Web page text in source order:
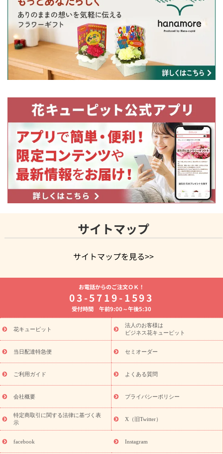
サイトマップ
サイトマップを見る>>
よく贈られる花
お祝いの花特集
誕生日フラワーギフト特集
8月の誕生花(トルコキキョウ)
開店・開業祝い
お供え・お悔やみ お供え・お悔やみの花
通夜・葬儀に贈る花 胡蝶蘭・花鉢
ーブドフラワー
季節のイベント
ひまわり ギフト・プレゼント
特集
お盆 花（新盆・初盆） 季節のイベント
お盆 花（新
盆・初盆）
お盆 花（新盆・初盆）
お盆・お供え 花とセットギ
フト
お盆・お供え プリザーブドフラワー
ひまわり ギフト・プ
レゼント特集
夏の花贈り・お中元・暑中見舞い 花のギフト特集
敬老の日におくる花ギフト・プレゼント特集
花ギフト・プレゼント特集
敬老の日 花のおすすめランキング
敬
老の日 花鉢植えのギフト・プレゼント特集
敬老の日 花とセットギ
フト・プレゼント特集
敬老の日の花 全てのギフト一覧
キャン
ペーン
映画『ウォーターガーディアンズ』コラボキャンペーン
「きょう誕生日なんです」キャンペーン
誕生日の花を探す
誕生日フラワーギフト 誕生日フラワーギフト特集
お電話からのご注文ＯＫ！
03-5719-1593
受付時間 午前9:00～午後5:30
花キューピット
法人のお客様は
ビジネス花キューピット
当日配達特急便 セミオーダー
ご利用ガイド よくある質問
会社概要 プライバシーポリシー
特定商取引に関する法律に基づく表
示
X（旧Twitter）
facebook Instagram